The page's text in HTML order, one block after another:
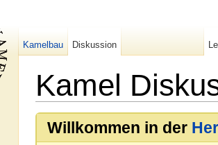
Kamel
Willkommen in der
Kamelbau Diskussion